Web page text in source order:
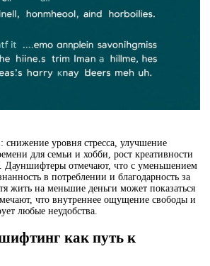
уровня стресса, улучшение
для семьи и хобби, рост креативности
Дауншифтеры отмечают, что с уменьшением
в потреблении и благодарность за
жить на меньшие деньги может показаться
что внутреннее ощущение свободы и
любые неудобства.
как путь к